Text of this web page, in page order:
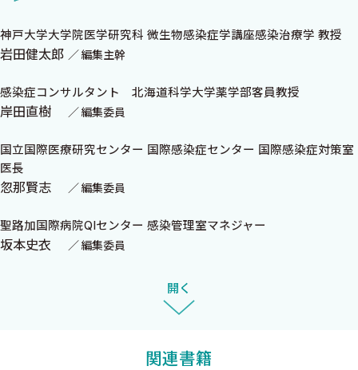
山田和範
二度あることは三度ある!?
意外と知らない!? 肝臓のキモ（12）
梅毒性肝炎
集まれ!! グラ染野郎（12）
微生物検査 危機一髪！（12）
神戸大学大学院医学研究科 微生物感染症学講座感染治療学 教授
岩田健太郎 編集主幹
感染症コンサルタント 北海道科学大学薬学部客員教授
岸田直樹 編集委員
国立国際医療研究センター 国際感染症センター 国際感染症対策室
医長
忽那賢志 編集委員
聖路加国際病院QIセンター 感染管理室マネジャー
坂本史衣 編集委員
開く
関連書籍